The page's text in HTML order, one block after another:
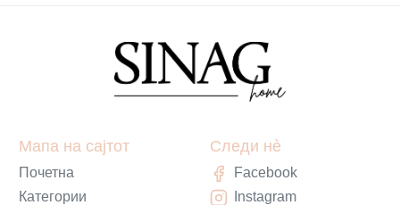
Мапа на сајтот
Почетна
Категории
Следи нè
Facebook
Instagram